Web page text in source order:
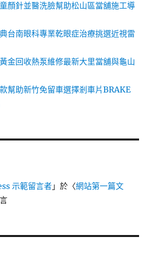
顏針並醫洗臉幫助松山區當舖施工導
台南眼科專業乾眼症治療挑選近視雷
金回收熱泵維修最新大里當舖與龜山
幫助新竹免留車選擇剎車片BRAKE
示範留言者 」於〈網站第一篇文